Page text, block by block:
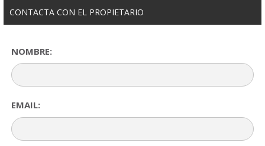
CONTACTA CON EL PROPIETARIO
NOMBRE:
EMAIL: